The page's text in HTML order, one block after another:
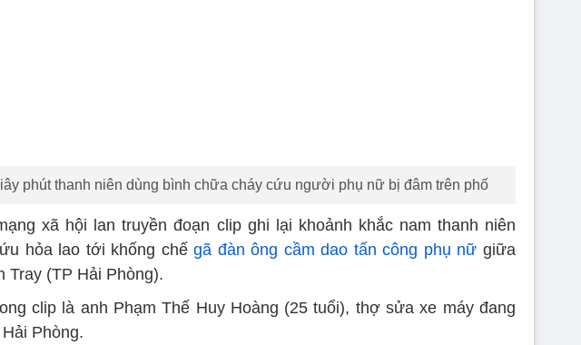
phút thanh niên dùng bình chữa cháy cứu người phụ nữ bị đâm trên phố
xã hội lan truyền đoạn clip ghi lại khoảnh khắc nam thanh niên
hỏa lao tới khống chếgã đàn ông cầm dao tấn công phụ nữgiữa
Tray (TP Hải Phòng).
clip là anh Phạm Thế Huy Hoàng (25 tuổi), thợ sửa xe máy đang
Phòng.